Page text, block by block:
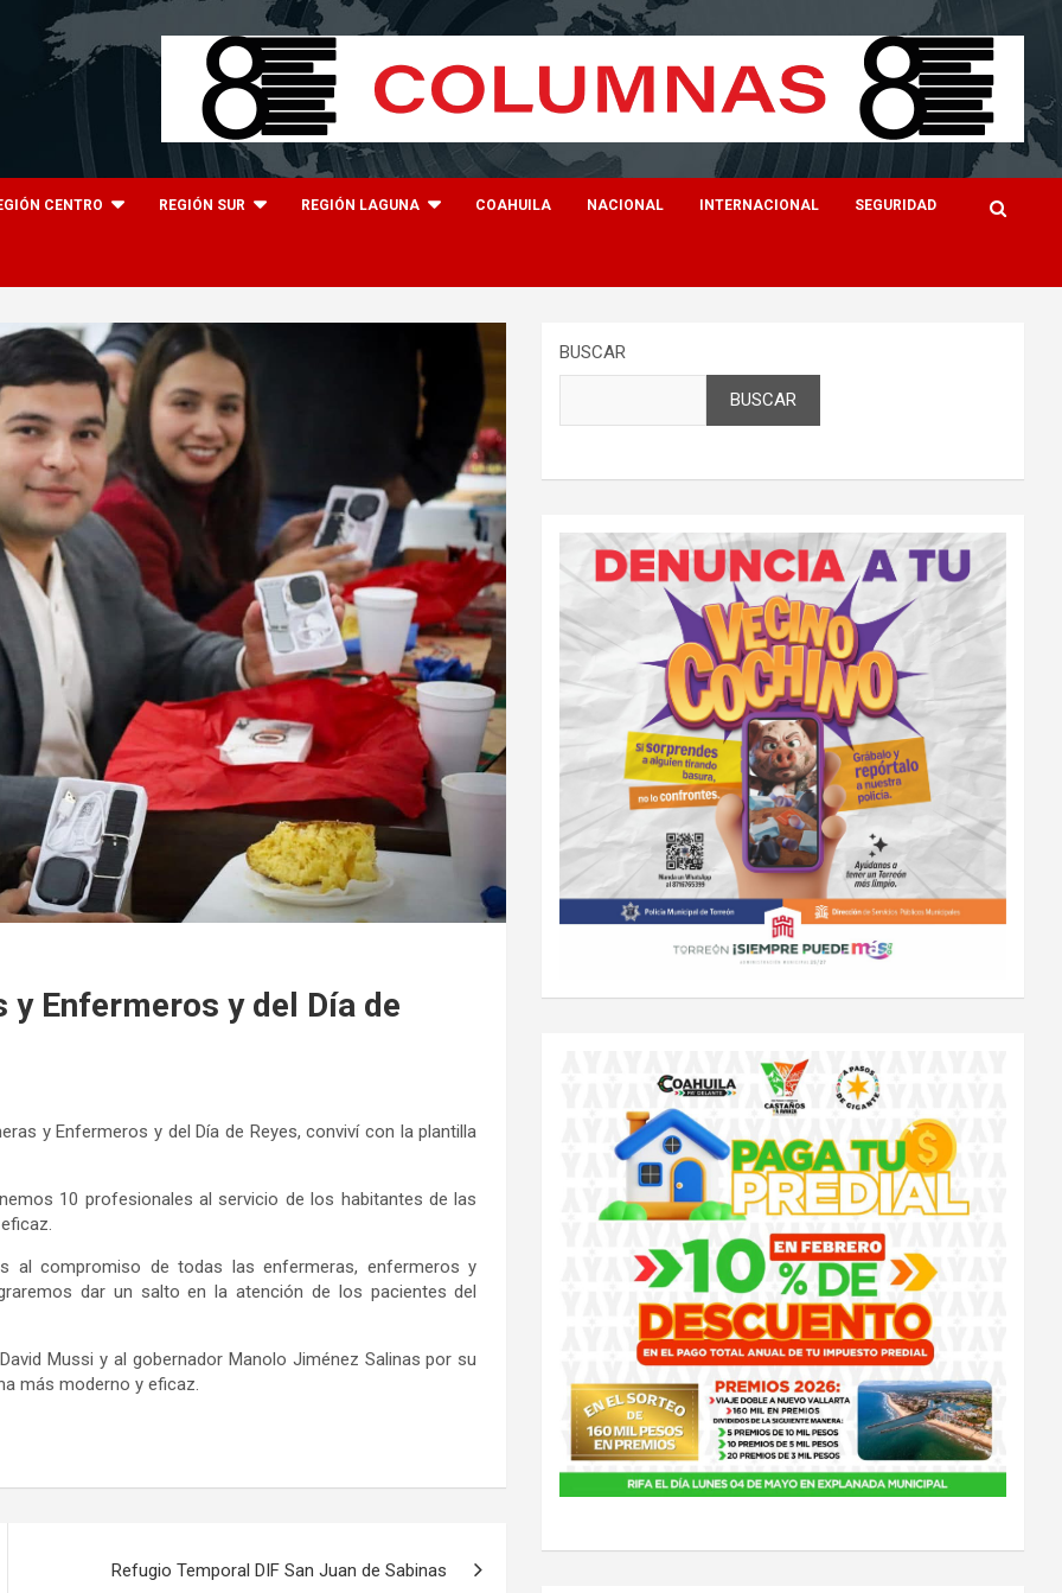
CENTRO REGIÓN SUR REGIÓN LAGUNA COAHUILA NACIONAL INTERNACIONAL SEGURIDAD
y Enfermeros y del Día de
y Enfermeros y del Día de Reyes, conviví con la plantilla
10 profesionales al servicio de los habitantes de las
al compromiso de todas las enfermeras, enfermeros y
dar un salto en la atención de los pacientes del
Mussi y al gobernador Manolo Jiménez Salinas por su
más moderno y eficaz.
Refugio Temporal DIF San Juan de Sabinas
BUSCAR
BUSCAR